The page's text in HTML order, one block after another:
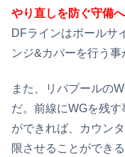
やり直しを防ぐ守備
DFラインはボールサ
ンジ&カバーを行う事
また、リバプールの
だ。前線にWGを残
ができれば、カウン
限させることができ